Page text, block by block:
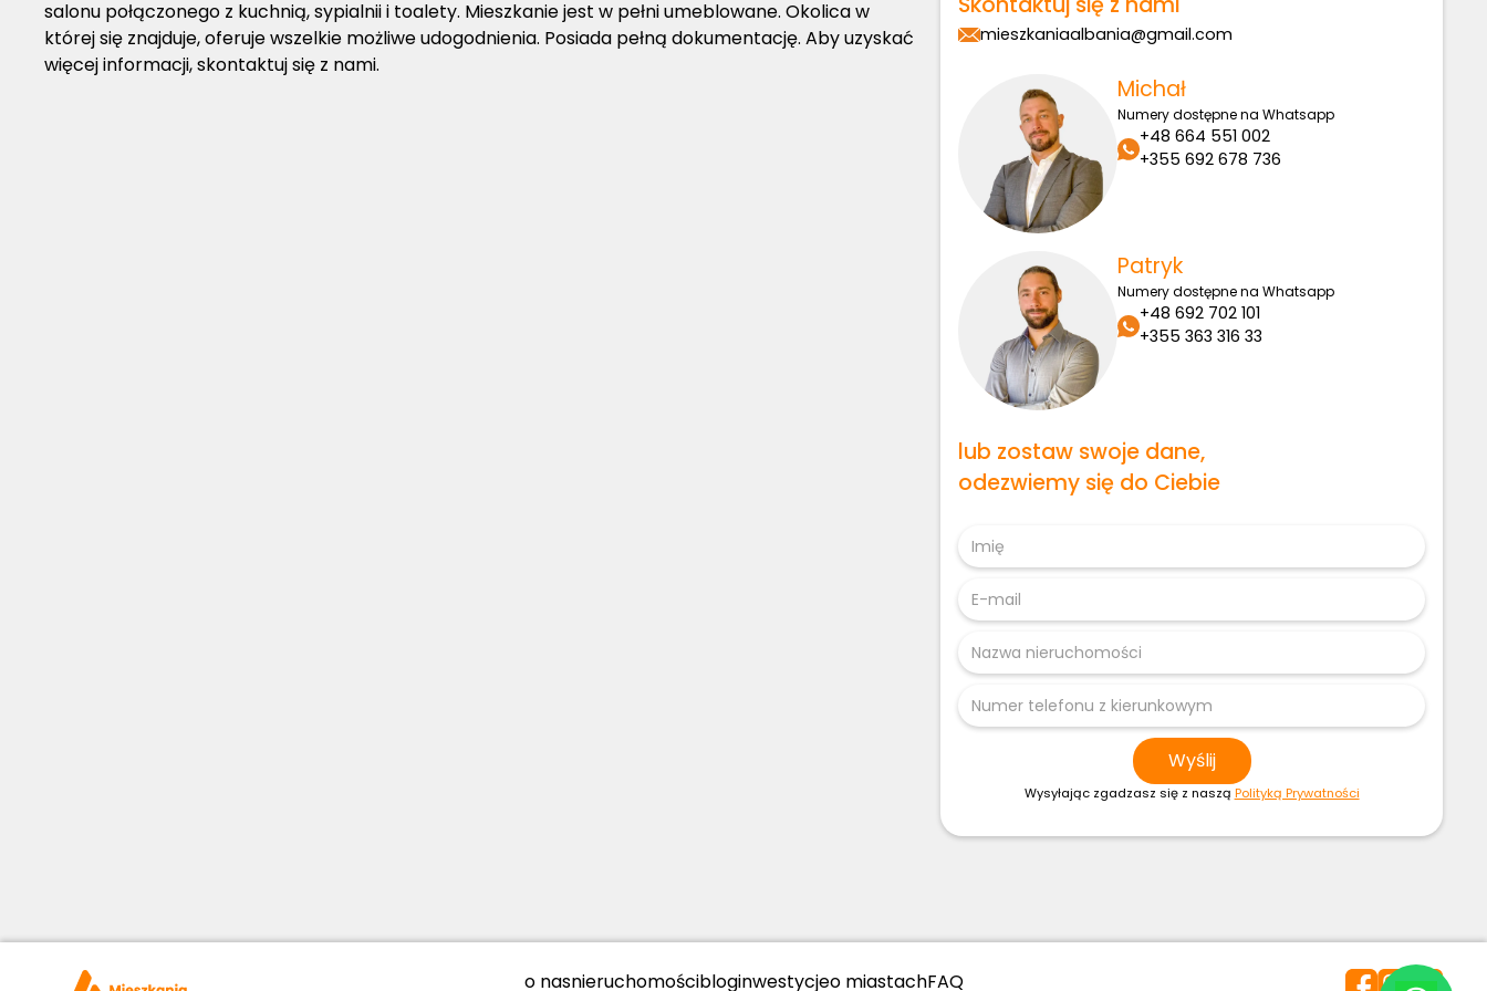
salonu połączonego z kuchnią, sypialnii i toalety. Mieszkanie jest w pełni umeblowane. Okolica w
której się znajduje, oferuje wszelkie możliwe udogodnienia. Posiada pełną dokumentację. Aby uzyskać
więcej informacji, skontaktuj się z nami.
mieszkaniaalbania@gmail.com
Michał
Numery dostępne na Whatsapp
+48 664 551 002
+355 692 678 736
Patryk
Numery dostępne na Whatsapp
+48 692 702 101
+355 363 316 33
lub zostaw swoje dane,
odezwiemy się do Ciebie
Wysyłając zgadzasz się z naszą Polityką Prywatności
o nasnieruchomościbloginwestycjeo miastachFAQ